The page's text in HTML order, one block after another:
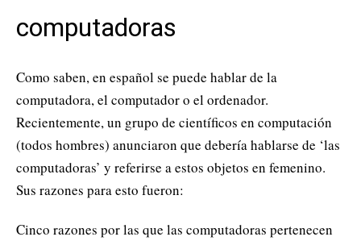
computadoras
Como saben, en español se puede hablar de la
computadora, el computador o el ordenador.
Recientemente, un grupo de científicos en computación
(todos hombres) anunciaron que debería hablarse de ‘las
computadoras’ y referirse a estos objetos en femenino.
Sus razones para esto fueron:
Cinco razones por las que las computadoras pertenecen